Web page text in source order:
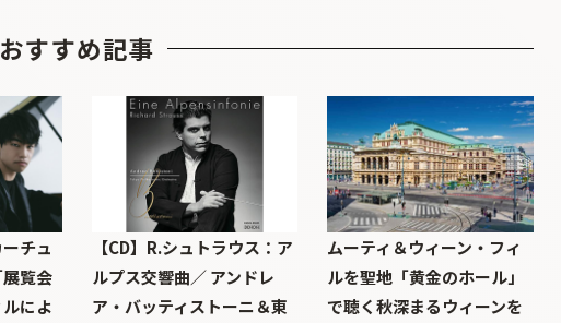
おすすめ記事
チュ
覧会
によ
【CD】R.シュトラウス：ア
ルプス交響曲／ アンドレ
ア・バッティストーニ＆東
ムーティ＆ウィーン・フィ
ルを聖地「黄金のホール」
で聴く秋深まるウィーンを